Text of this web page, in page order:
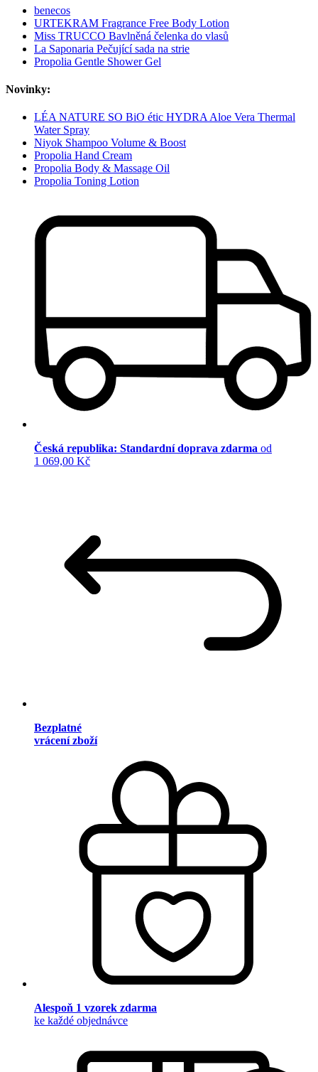
benecos
URTEKRAM Fragrance Free Body Lotion
Miss TRUCCO Bavlněná čelenka do vlasů
La Saponaria Pečující sada na strie
Propolia Gentle Shower Gel
Novinky:
LÉA NATURE SO BiO étic HYDRA Aloe Vera Thermal
Water Spray
Niyok Shampoo Volume & Boost
Propolia Hand Cream
Propolia Body & Massage Oil
Propolia Toning Lotion
Česká republika: Standardní doprava zdarma od
1 069,00 Kč
Bezplatné
vrácení zboží
Alespoň 1 vzorek zdarma
ke každé objednávce